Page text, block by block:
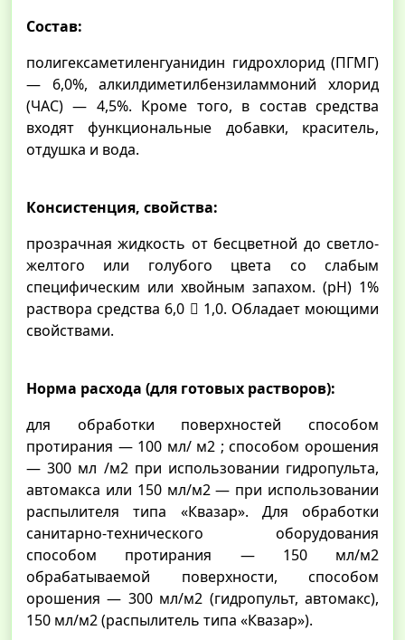
Состав:
полигексаметиленгуанидин гидрохлорид (ПГМГ)
— 6,0%, алкилдиметилбензиламмоний хлорид
(ЧАС) — 4,5%. Кроме того, в состав средства
входят функциональные добавки, краситель,
отдушка и вода.
Консистенция, свойства:
прозрачная жидкость от бесцветной до светло-
желтого или голубого цвета со слабым
специфическим или хвойным запахом. (рН) 1%
раствора средства 6,0  1,0. Обладает моющими
свойствами.
Норма расхода (для готовых растворов):
для обработки поверхностей способом
протирания — 100 мл/ м2 ; способом орошения
— 300 мл /м2 при использовании гидропульта,
автомакса или 150 мл/м2 — при использовании
распылителя типа «Квазар». Для обработки
санитарно-технического оборудования
способом протирания — 150 мл/м2
обрабатываемой поверхности, способом
орошения — 300 мл/м2 (гидропульт, автомакс),
150 мл/м2 (распылитель типа «Квазар»).